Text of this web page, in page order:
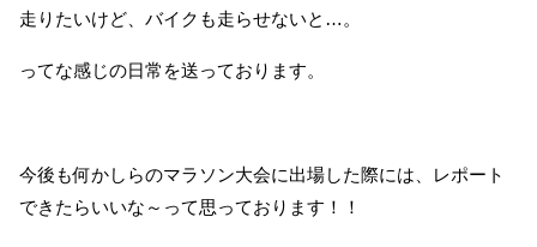
走りたいけど、バイクも走らせないと…。
ってな感じの日常を送っております。
今後も何かしらのマラソン大会に出場した際には、レポート
できたらいいな～って思っております！！